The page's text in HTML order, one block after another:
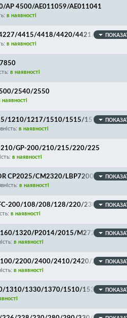
AP 4500/AE011059/AE011041
в наявності
4415/4418/4420/4421/4422/
в наявності
в наявності
2540/2550
наявності
1210/1217/1510/1515/1518/1525/
716в наявності
210/GP-200/210/215/220/225
в наявності
CP2025/CM2320/LBP7200/7660/
в наявності
FC-200/108/208/128/220/230/240/
745/770/775/800/890/900/920/
в наявності
1160/1320/P2014/2015/M2727/
в наявності
2100/2200/2400/2410/2420/2610/
в наявності
1310/1330/1370/1510/1530/1570/